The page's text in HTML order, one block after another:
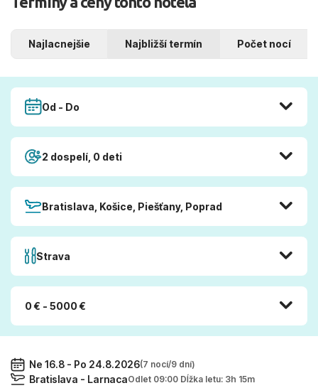
Najlacnejšie Najbližší termín Počet nocí
Od - Do
2 dospelí, 0 deti
Bratislava, Košice, Piešťany, Poprad
Strava
0 € - 5000 €
Ne 16.8 - Po 24.8.2026(7 nocí/9 dní)
Bratislava - LarnacaOdlet 09:00 Dĺžka letu: 3h 15m